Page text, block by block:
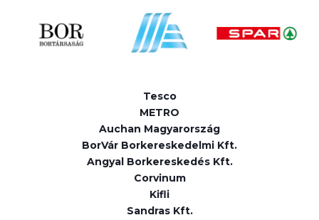
Tesco
METRO
Auchan Magyarország
BorVár Borkereskedelmi Kft.
Angyal Borkereskedés Kft.
Corvinum
Kifli
Sandras Kft.